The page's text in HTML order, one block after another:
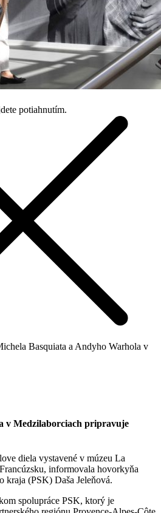
potiahnutím.
Basquiata a Andyho Warhola v
v Medzilaborciach pripravuje
diela vystavené v múzeu La
informovala hovorkyňa
kraja (PSK) Daša Jeleňová.
spolupráce PSK, ktorý je